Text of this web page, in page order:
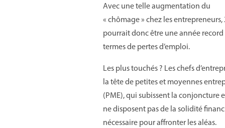
Avec une telle augmentation du
« chômage » chez les entrepreneurs,
pourrait donc être une année record
termes de pertes d’emploi.
Les plus touchés ? Les chefs
la tête de petites et moyennes
(PME), qui subissent la conjoncture
ne disposent pas de la solidité
nécessaire pour affronter les aléas.